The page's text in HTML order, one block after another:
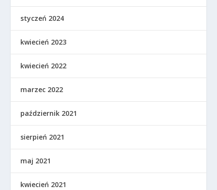
styczeń 2024
kwiecień 2023
kwiecień 2022
marzec 2022
październik 2021
sierpień 2021
maj 2021
kwiecień 2021